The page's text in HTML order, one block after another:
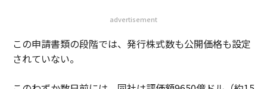
advertisement
この申請書類の段階では、発行株式数も公開価格も設定
されていない。